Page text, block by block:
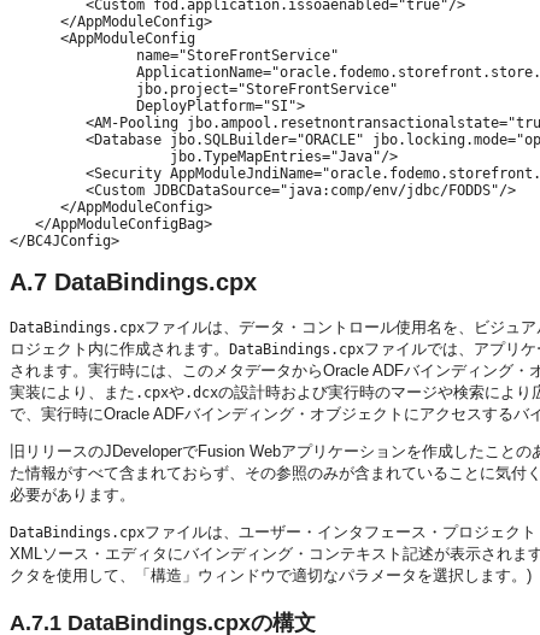
         <Custom fod.application.issoaenabled="true"/>
      </AppModuleConfig>
      <AppModuleConfig
               name="StoreFrontService"
               jbo.project="StoreFrontService"
               DeployPlatform="SI">
<AM-Pooling
<Database jbo.SQLBuilder="ORACLE"
                   jbo.TypeMapEntries="Java"/>
<Security
         <Custom JDBCDataSource="java:comp/env/jdbc/FODDS"/>
      </AppModuleConfig>
   </AppModuleConfigBag>
A.7 DataBindings.cpx
DataBindings.cpxファイルは、データ・コントロール使用名を、ビジュ
ロジェクト内に作成されます。 DataBindings.cpxファイルでは、アプリ
されます。実行時には、このメタデータからOracle ADFバインディング
実装により、また .cpxや.dcxの設計時および実行時のマージや検索によ
で、実行時にOracle ADFバインディング・オブジェクトにアクセスする
旧リリースのJDeveloperでFusion Webアプリケーションを作成したこと
た情報がすべて含まれておらず、その参照のみが含まれていることに気付
必要があります。
DataBindings.cpxファイルは、ユーザー・インタフェース・プロジェク
XMLソース・エディタにバインディング・コンテキスト記述が表示され
クタを使用して、「構造」ウィンドウで適切なパラメータを選択します。)
A.7.1 DataBindings.cpxの構文